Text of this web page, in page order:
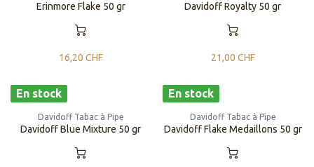
Erinmore Flake 50 gr
16,20 CHF
​​​​Davidoff Royalty 50 gr
21,00 CHF
En stock
Davidoff Tabac à Pipe
​​​​Davidoff Blue Mixture 50 gr
En stock
Davidoff Tabac à Pipe
​​​​Davidoff Flake Medaillons 50 gr